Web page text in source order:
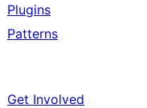
Plugins
Patterns
Get Involved